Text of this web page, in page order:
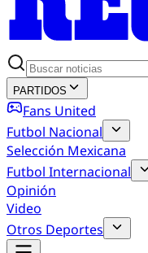
PARTIDOS
Fans United
Futbol Nacional
Selección Mexicana
Futbol Internacional
Opinión
Video
Otros Deportes